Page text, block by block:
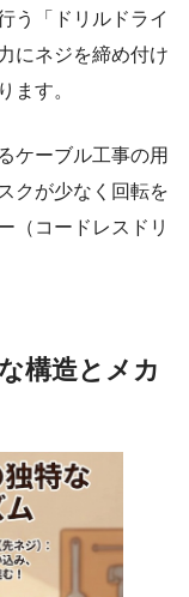
う「ドリルドライ
にネジを締め付け
ます。
ケーブル工事の用
クが少なく回転を
（コードレスドリ
構造とメカ